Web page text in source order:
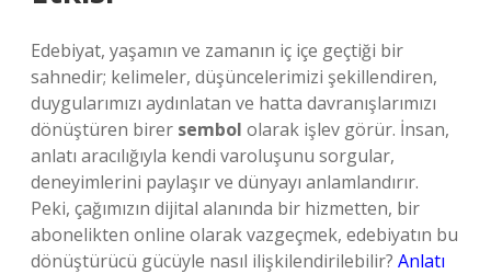
Edebiyat, yaşamın ve zamanın iç içe geçtiği bir
sahnedir; kelimeler, düşüncelerimizi şekillendiren,
duygularımızı aydınlatan ve hatta davranışlarımızı
dönüştüren birer sembol olarak işlev görür. İnsan,
anlatı aracılığıyla kendi varoluşunu sorgular,
deneyimlerini paylaşır ve dünyayı anlamlandırır.
Peki, çağımızın dijital alanında bir hizmetten, bir
abonelikten online olarak vazgeçmek, edebiyatın bu
dönüştürücü gücüyle nasıl ilişkilendirilebilir? Anlatı